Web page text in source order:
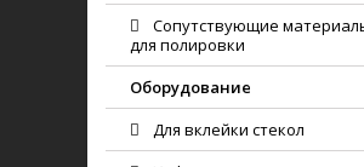
Сопутствующие
для полировки
Оборудование
Для вклейки стекол